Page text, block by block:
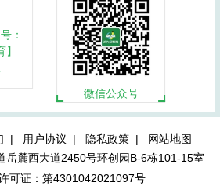
：
微信公众号
| 用户协议 | 隐私政策 |
网站地图
岳麓西大道2450号环创园B-6栋101-15室
可证：第4301042021097号